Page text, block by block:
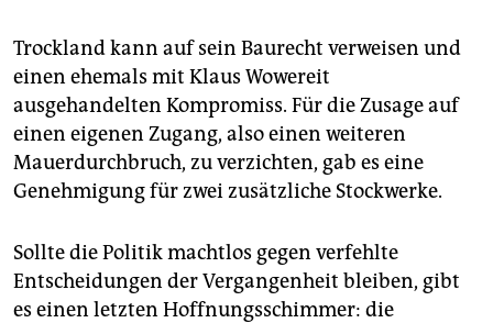
Trockland kann auf sein Baurecht verweisen und
einen ehemals mit Klaus Wowereit
ausgehandelten Kompromiss. Für die Zusage auf
einen eigenen Zugang, also einen weiteren
Mauerdurchbruch, zu verzichten, gab es eine
Genehmigung für zwei zusätzliche Stockwerke.
Sollte die Politik machtlos gegen verfehlte
Entscheidungen der Vergangenheit bleiben, gibt
es einen letzten Hoffnungsschimmer: die